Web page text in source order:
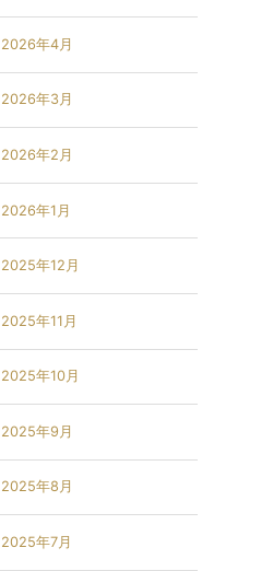
2026年4月
2026年3月
2026年2月
2026年1月
2025年12月
2025年11月
2025年10月
2025年9月
2025年8月
2025年7月